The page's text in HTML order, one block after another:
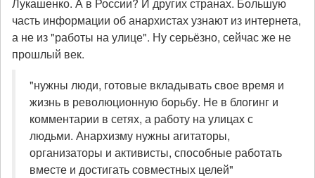
часть информации об анархистах узнают из интернета,
а не из "работы на улице". Ну серьёзно, сейчас же не
прошлый век.
"нужны люди, готовые вкладывать свое время и
жизнь в революционную борьбу. Не в блогинг и
комментарии в сетях, а работу на улицах с
людьми. Анархизму нужны агитаторы,
организаторы и активисты, способные работать
вместе и достигать совместных целей"